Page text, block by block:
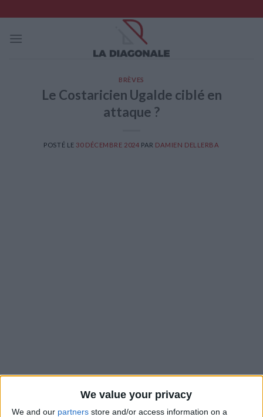
We value your privacy
We and our partners store and/or access information on a
to
content
BRÈVES
Le Costaricien Ugalde ciblé en
attaque ?
POSTÉ LE 30 DÉCEMBRE 2024 PAR DAMIEN DELLERBA